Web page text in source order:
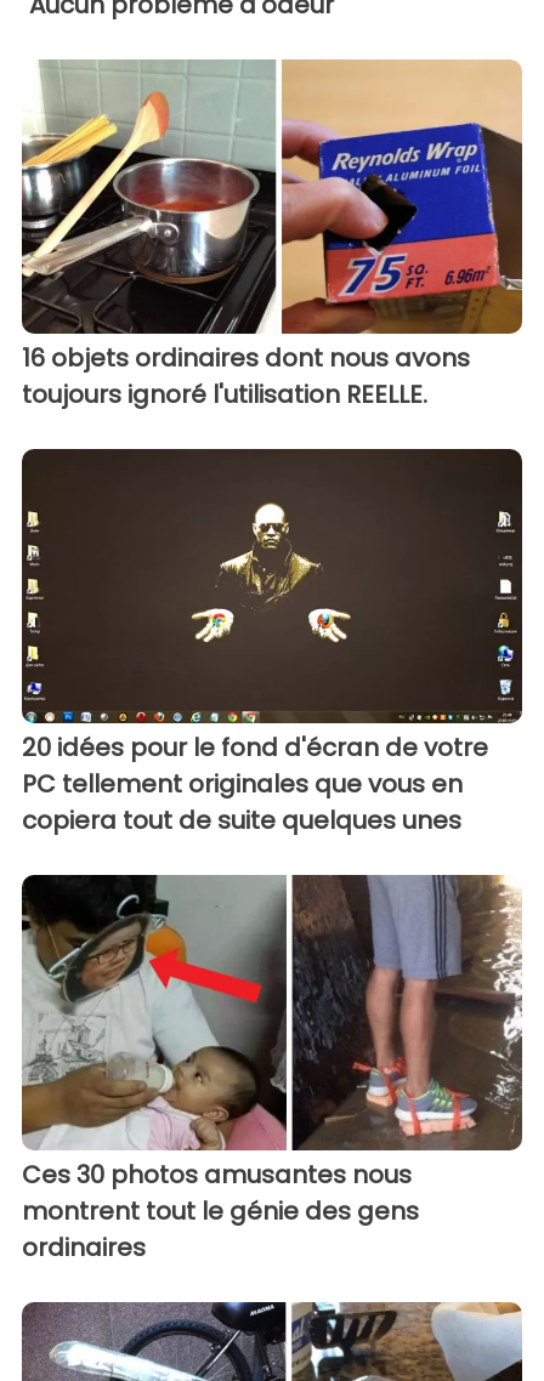
16 objets ordinaires dont nous avons
toujours ignoré l'utilisation REELLE.
20 idées pour le fond d'écran de votre
PC tellement originales que vous en
copiera tout de suite quelques unes
Ces 30 photos amusantes nous
montrent tout le génie des gens
ordinaires